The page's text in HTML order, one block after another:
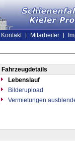
Kontakt Mitarbeiter
Fahrzeugdetails
Lebenslauf
Bilderupload
Vermietungen